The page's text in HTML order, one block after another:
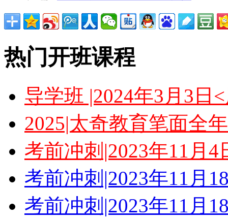
热门开班课程
导学班 |2024年3月3日
2025|太奇教育笔面全
考前冲刺|2023年11月
考前冲刺|2023年11月
考前冲刺|2023年11月